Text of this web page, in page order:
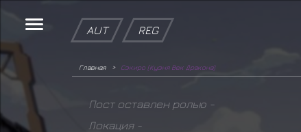
AUT REG
Главная Сэкиро (Кузня Век Дракона)
Пост оставлен ролью -
Локация -